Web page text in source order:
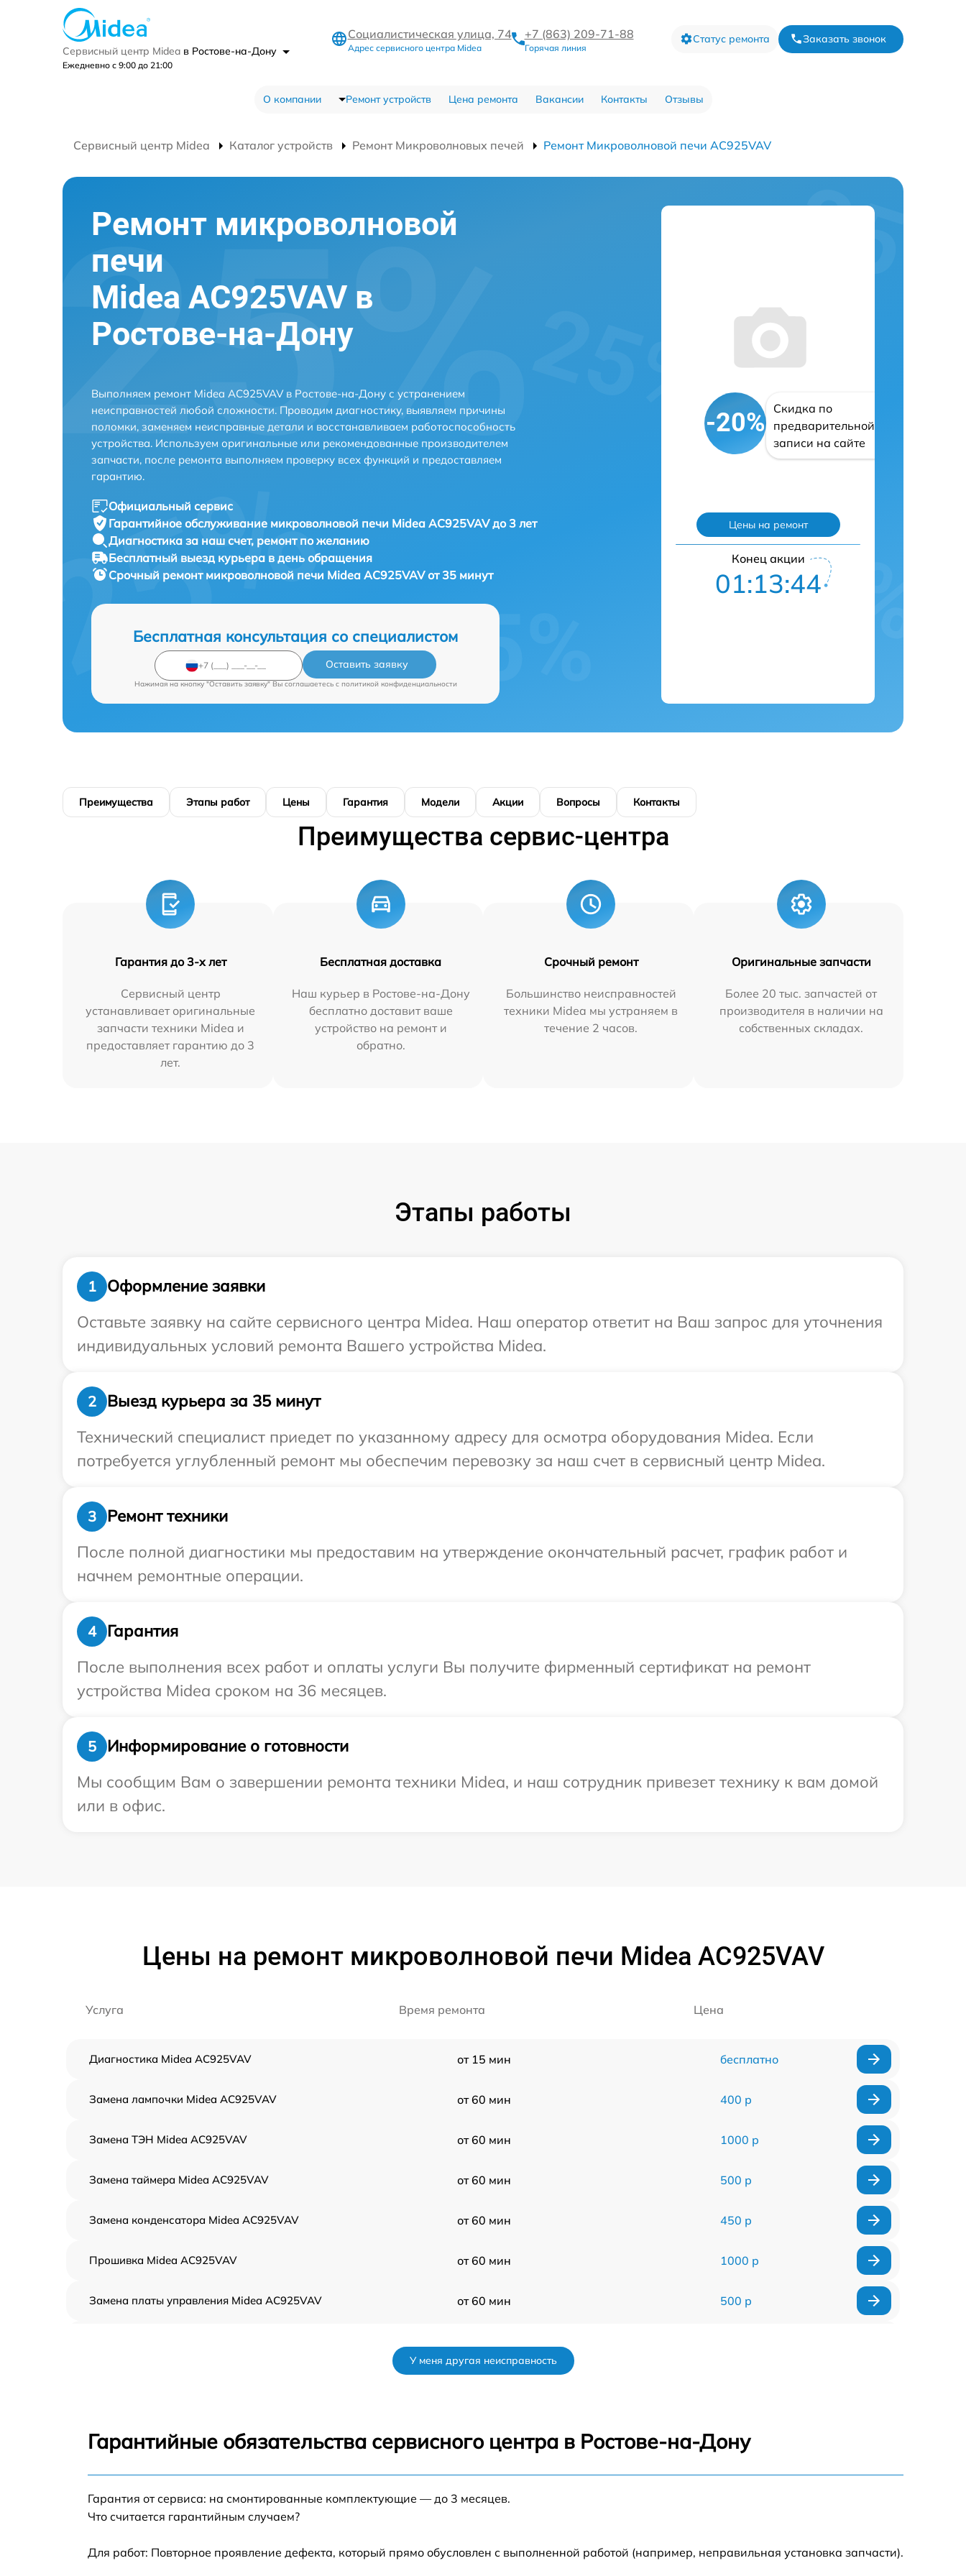
Сервисный центр Midea в Ростове-на-Дону
Ежедневно с 9:00 до 21:00
Социалистическая улица, 74
Адрес сервисного центра Midea
+7 (863) 209-71-88
Горячая линия
Статус ремонта Заказать звонок
О компании Ремонт устройств Цена ремонта Вакансии Контакты Отзывы
Сервисный центр Midea Каталог устройств Ремонт Микроволновых печей Ремонт Микроволновой печи AC925VAV
Ремонт микроволновой
печи
Midea AC925VAV в
Ростове-на-Дону
Выполняем ремонт Midea AC925VAV в Ростове-на-Дону с устранением
неисправностей любой сложности. Проводим диагностику, выявляем причины
поломки, заменяем неисправные детали и восстанавливаем работоспособность
устройства. Используем оригинальные или рекомендованные производителем
запчасти, после ремонта выполняем проверку всех функций и предоставляем
гарантию.
Официальный сервис
Гарантийное обслуживание микроволновой печи Midea AC925VAV до 3 лет
Диагностика за наш счет, ремонт по желанию
Бесплатный выезд курьера в день обращения
Срочный ремонт микроволновой печи Midea AC925VAV от 35 минут
Бесплатная консультация со специалистом
Оставить заявку
Нажимая на кнопку "Оставить заявку" Вы соглашаетесь c политикой конфиденциальности
-20%
Скидка по
предварительной
записи на сайте
Цены на ремонт
Конец акции
01:13:43
Преимущества Этапы работ Цены Гарантия Модели Акции Вопросы Контакты
Преимущества сервис-центра
Гарантия до 3-х лет
Сервисный центр
устанавливает оригинальные
запчасти техники Midea и
предоставляет гарантию до 3
лет.
Бесплатная доставка
Наш курьер в Ростове-на-Дону
бесплатно доставит ваше
устройство на ремонт и
обратно.
Срочный ремонт
Большинство неисправностей
техники Midea мы устраняем в
течение 2 часов.
Оригинальные запчасти
Более 20 тыс. запчастей от
производителя в наличии на
собственных складах.
Этапы работы
1
Оформление заявки
Оставьте заявку на сайте сервисного центра Midea. Наш оператор ответит на Ваш запрос для уточнения
индивидуальных условий ремонта Вашего устройства Midea.
2
Выезд курьера за 35 минут
Технический специалист приедет по указанному адресу для осмотра оборудования Midea. Если
потребуется углубленный ремонт мы обеспечим перевозку за наш счет в сервисный центр Midea.
3
Ремонт техники
После полной диагностики мы предоставим на утверждение окончательный расчет, график работ и
начнем ремонтные операции.
4
Гарантия
После выполнения всех работ и оплаты услуги Вы получите фирменный сертификат на ремонт
устройства Midea сроком на 36 месяцев.
5
Информирование о готовности
Мы сообщим Вам о завершении ремонта техники Midea, и наш сотрудник привезет технику к вам домой
или в офис.
Цены на ремонт микроволновой печи Midea AC925VAV
Услуга Время ремонта Цена
Диагностика Midea AC925VAV от 15 мин бесплатно
Замена лампочки Midea AC925VAV от 60 мин 400 р
Замена ТЭН Midea AC925VAV от 60 мин 1000 р
Замена таймера Midea AC925VAV от 60 мин 500 р
Замена конденсатора Midea AC925VAV от 60 мин 450 р
Прошивка Midea AC925VAV от 60 мин 1000 р
Замена платы управления Midea AC925VAV от 60 мин 500 р
Ремонт волновода Midea AC925VAV от 60 мин
AC925VAV
У меня другая неисправность
Гарантийные обязательства сервисного центра в Ростове-на-Дону
Гарантия от сервиса: на смонтированные комплектующие — до 3 месяцев.
Что считается гарантийным случаем?
Для работ: Повторное проявление дефекта, который прямо обусловлен с выполненной работой (например, неправильная установка запчасти).